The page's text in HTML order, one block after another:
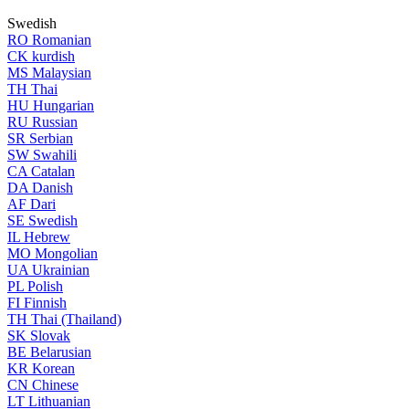
Swedish
RO Romanian
CK kurdish
MS Malaysian
TH Thai
HU Hungarian
RU Russian
SR Serbian
SW Swahili
CA Catalan
DA Danish
AF Dari
SE Swedish
IL Hebrew
MO Mongolian
UA Ukrainian
PL Polish
FI Finnish
TH Thai (Thailand)
SK Slovak
BE Belarusian
KR Korean
CN Chinese
LT Lithuanian